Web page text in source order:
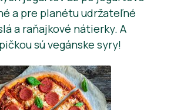
a pre planétu udržateľné
a raňajkové nátierky. A
sú vegánske syry!